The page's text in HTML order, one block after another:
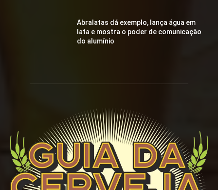
Abralatas dá exemplo, lança água em
lata e mostra o poder de comunicação
do alumínio